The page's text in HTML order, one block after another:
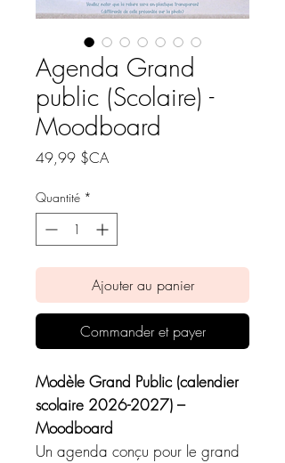
Agenda Grand
public (Scolaire) -
Moodboard
49,99 $CAPrix
Quantité *
Ajouter au panier
Commander et payer
Modèle Grand Public (calendier
scolaire 2026-2027) –
Moodboard
Un agenda conçu pour le grand